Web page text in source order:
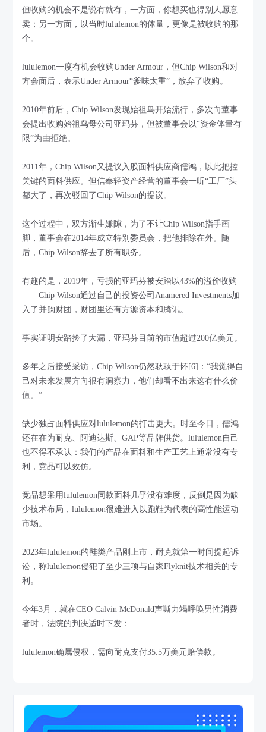
但收购的机会不是说有就有，一方面，你想买也得别人愿意
卖；另一方面，以当时lululemon的体量，更像是被收购的那
个。
lululemon一度有机会收购Under Armour，但Chip Wilson和对
方会面后，表示Under Armour“爹味太重”，放弃了收购。
2010年前后，Chip Wilson发现始祖鸟开始流行，多次向董事
会提出收购始祖鸟母公司亚玛芬，但被董事会以“资金体量有
限”为由拒绝。
2011年，Chip Wilson又提议入股面料供应商儒鸿，以此把控
关键的面料供应。但信奉轻资产经营的董事会一听“工厂”头
都大了，再次驳回了Chip Wilson的提议。
这个过程中，双方渐生嫌隙，为了不让Chip Wilson指手画
脚，董事会在2014年成立特别委员会，把他排除在外。随
后，Chip Wilson辞去了所有职务。
有趣的是，2019年，亏损的亚玛芬被安踏以43%的溢价收购
——Chip Wilson通过自己的投资公司Anamered Investments加
入了并购财团，财团里还有方源资本和腾讯。
事实证明安踏捡了大漏，亚玛芬目前的市值超过200亿美元。
多年之后接受采访，Chip Wilson仍然耿耿于怀[6]：“我觉得自
己对未来发展方向很有洞察力，他们却看不出来这有什么价
值。”
缺少独占面料供应对lululemon的打击更大。时至今日，儒鸿
还在在为耐克、阿迪达斯、GAP等品牌供货。lululemon自己
也不得不承认：我们的产品在面料和生产工艺上通常没有专
利，竞品可以效仿。
竞品想采用lululemon同款面料几乎没有难度，反倒是因为缺
少技术布局，lululemon很难进入以跑鞋为代表的高性能运动
市场。
2023年lululemon的鞋类产品刚上市，耐克就第一时间提起诉
讼，称lululemon侵犯了至少三项与自家Flyknit技术相关的专
利。
今年3月，就在CEO Calvin McDonald声嘶力竭呼唤男性消费
者时，法院的判决适时下发：
lululemon确属侵权，需向耐克支付35.5万美元赔偿款。